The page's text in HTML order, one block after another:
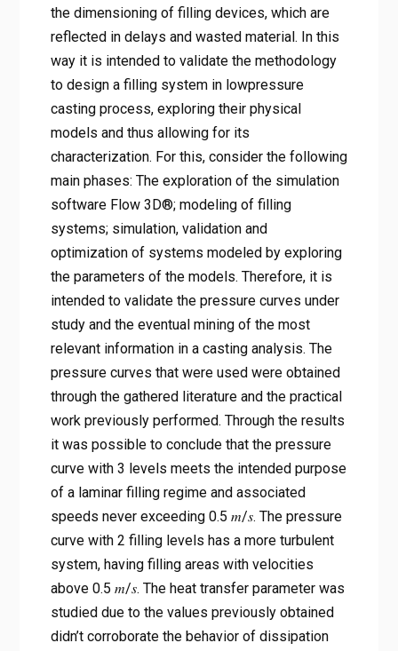
the dimensioning of filling devices, which are
reflected in delays and wasted material. In this
way it is intended to validate the methodology
to design a filling system in lowpressure
casting process, exploring their physical
models and thus allowing for its
characterization. For this, consider the following
main phases: The exploration of the simulation
software Flow 3D®; modeling of filling
systems; simulation, validation and
optimization of systems modeled by exploring
the parameters of the models. Therefore, it is
intended to validate the pressure curves under
study and the eventual mining of the most
relevant information in a casting analysis. The
pressure curves that were used were obtained
through the gathered literature and the practical
work previously performed. Through the results
it was possible to conclude that the pressure
curve with 3 levels meets the intended purpose
of a laminar filling regime and associated
speeds never exceeding 0.5 𝑚/𝑠. The pressure
curve with 2 filling levels has a more turbulent
system, having filling areas with velocities
above 0.5 𝑚/𝑠. The heat transfer parameter was
studied due to the values previously obtained
didn’t corroborate the behavior of dissipation